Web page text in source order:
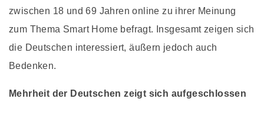
zwischen 18 und 69 Jahren online zu ihrer Meinung
zum Thema Smart Home befragt. Insgesamt zeigen sich
die Deutschen interessiert, äußern jedoch auch
Bedenken.
Mehrheit der Deutschen zeigt sich aufgeschlossen